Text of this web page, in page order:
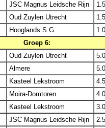
JSC Magnus Leidsche Rijn
Oud Zuylen Utrecht
Hooglands S.G.
Groep 6:
Oud Zuylen Utrecht
Almere
Kasteel Lekstroom
Moira-Domtoren
Kasteel Lekstroom
JSC Magnus Leidsche Rijn